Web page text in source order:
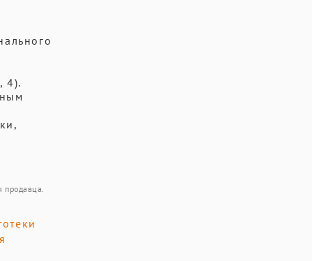
4).
продавца.